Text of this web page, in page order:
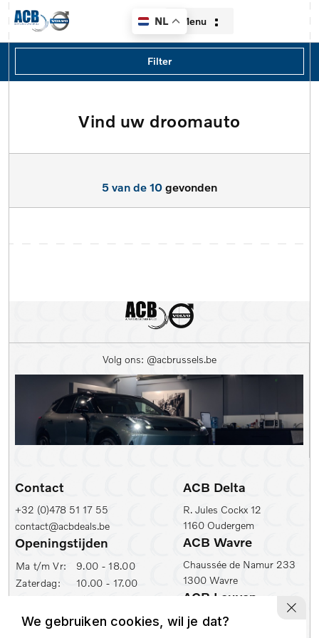
NL Menu
Home
Diensten
Vind uw droomauto
Filter
Filters
Merk
Type
Kleur
Carrosserie
Kilometerstand Van
Kilometerstand tot
1e inschrijfdatum min
1e inschrijfdatum max
5 van de 10 gevonden
Volg ons: @acbrussels.be
Contact
+32 (0)478 51 17 55
contact@acbdeals.be
Openingstijden
Ma t/m Vr:
9.00 - 18.00
Zaterdag:
10.00 - 17.00
ACB Zaventem
Leuvensesteenweg 430
ACB Delta
R. Jules Cockx 12
1160 Oudergem
ACB Wavre
Chaussée de Namur 233
1300 Wavre
ACB Leuven
Ambachtenlaan 2
We gebruiken cookies, wil je dat?